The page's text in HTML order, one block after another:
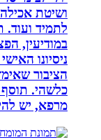
ושיטת אכילה
לתמיד ועוד.
במודיעין, הפצה
הציבור שאימץ
כלשהי. תוסף
מרפא, יש